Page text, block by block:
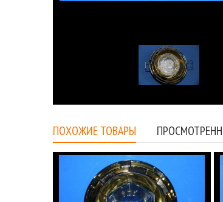
ПОХОЖИЕ ТОВАРЫ